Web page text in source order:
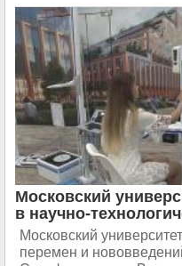
Московский
в научно-
Московский
перемен и